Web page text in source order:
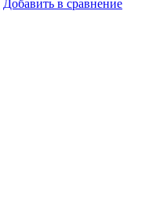
Добавить в сравнение